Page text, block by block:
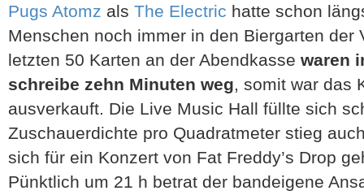
Pugs Atomz als The Electric hatte schon
Menschen noch immer in den Biergarten der
letzten 50 Karten an der Abendkasse waren
schreibe zehn Minuten weg, somit war das
ausverkauft. Die Live Music Hall füllte sich
Zuschauerdichte pro Quadratmeter stieg
sich für ein Konzert von Fat Freddy’s Drop
Pünktlich um 21 h betrat der bandeigene